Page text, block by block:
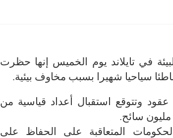
في تايلاند يوم الخميس إنها حظرت
وتتوقع استقبال أعداد قياسية من
المتعاقبة على الحفاظ على